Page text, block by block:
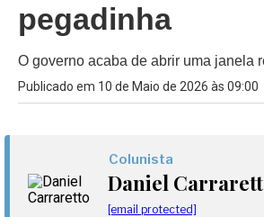
pegadinha
O governo acaba de abrir uma janela
Publicado em 10 de Maio de 2026 às 09:00
Colunista
Daniel
[email protected]